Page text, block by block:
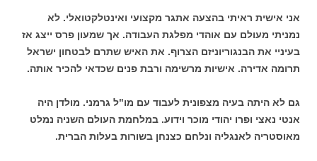
אני אישית ראיתי בהצעה אתגר מקצועי ואינטלקטואלי. לא
נמניתי מעולם עם אוהדי מפלגת העבודה. אך שמעון פרס ייצג אז
בעיניי את הבנגוריוניזם הצרוף. את האיש שתרם לבטחון ישראל
תרומה אדירה. אישיות מרשימה ורבת פנים שכדאי להכיר אותה.
גם לא היתה בעיה מצפונית לעבוד עם מו"ל גרמני. מולדן היה
אנטי נאצי ופרו יהודי מוכר וידוע. במלחמת העולם השניה נמלט
מאוסטריה לאנגליה ונלחם כצנחן בשורות בעלות הברית.